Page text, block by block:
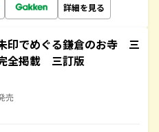
詳細を見る
印でめぐる鎌倉のお寺 三
全掲載 三訂版
売